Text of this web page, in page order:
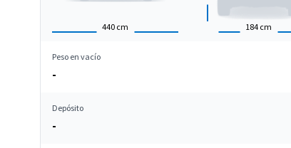
440 cm 184 cm
Peso en vacío
-
Depósito
-